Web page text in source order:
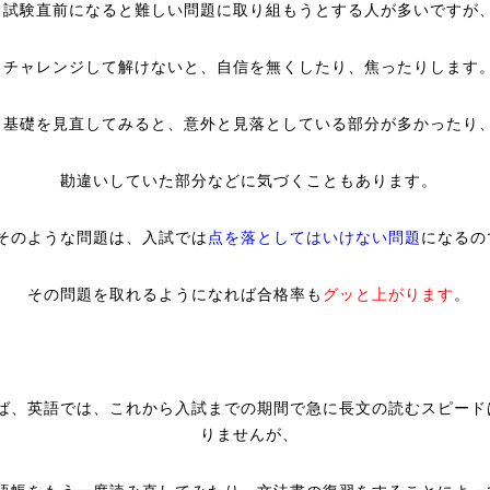
試験直前になると難しい問題に取り組もうとする人が多いですが、
チャレンジして解けないと、自信を無くしたり、焦ったりします。
基礎を見直してみると、意外と見落としている部分が多かったり、
勘違いしていた部分などに気づくこともあります。
のような問題は、入試では 点を落としてはいけない問題になるの
その問題を取れるようになれば合格率も グッと上がります 。
、英語では、これから入試までの期間で急に長文の読むスピード
りませんが、